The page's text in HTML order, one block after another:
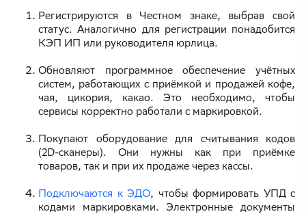
Регистрируются в Честном знаке, выбрав свой
статус. Аналогично для регистрации понадобится
КЭП ИП или руководителя юрлица.
Обновляют программное обеспечение учётных
систем, работающих с приёмкой и продажей кофе,
чая, цикория, какао. Это необходимо, чтобы
сервисы корректно работали с маркировкой.
Покупают оборудование для считывания кодов
(2D-сканеры). Они нужны как при приёмке
товаров, так и при их продаже через кассы.
Подключаются к ЭДО, чтобы формировать УПД с
кодами маркировками. Электронные документы